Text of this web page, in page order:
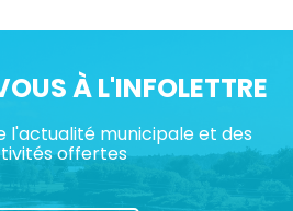
À L'INFOLETTRE
l'actualité municipale et des
offertes